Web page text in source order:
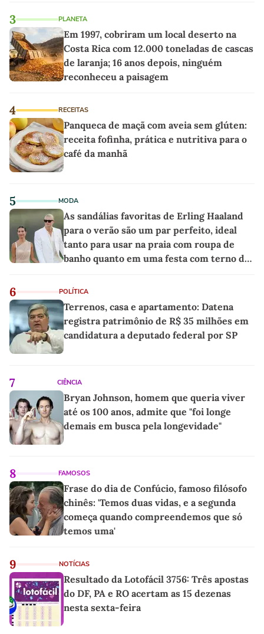
3 PLANETA
Em 1997, cobriram um local deserto na
Costa Rica com 12.000 toneladas de cascas
de laranja; 16 anos depois, ninguém
reconheceu a paisagem
4 RECEITAS
Panqueca de maçã com aveia sem glúten:
receita fofinha, prática e nutritiva para o
café da manhã
5 MODA
As sandálias favoritas de Erling Haaland
para o verão são um par perfeito, ideal
tanto para usar na praia com roupa de
banho quanto em uma festa com terno de
6 POLÍTICA
Terrenos, casa e apartamento: Datena
registra patrimônio de R$ 35 milhões em
candidatura a deputado federal por SP
7 CIÊNCIA
Bryan Johnson, homem que queria viver
até os 100 anos, admite que "foi longe
demais em busca pela longevidade"
8 FAMOSOS
Frase do dia de Confúcio, famoso filósofo
chinês: 'Temos duas vidas, e a segunda
começa quando compreendemos que só
temos uma'
9 NOTÍCIAS
Resultado da Lotofácil 3756: Três apostas
do DF, PA e RO acertam as 15 dezenas
nesta sexta-feira